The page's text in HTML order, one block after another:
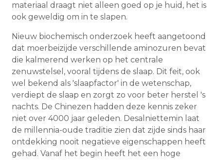
materiaal draagt ​​niet alleen goed op je huid, het is
ook geweldig om in te slapen.
Nieuw biochemisch onderzoek heeft aangetoond
dat moerbeizijde verschillende aminozuren bevat
die kalmerend werken op het centrale
zenuwstelsel, vooral tijdens de slaap. Dit feit, ook
wel bekend als 'slaapfactor' in de wetenschap,
verdiept de slaap en zorgt zo voor beter herstel 's
nachts. De Chinezen hadden deze kennis zeker
niet over 4000 jaar geleden. Desalniettemin laat
de millennia-oude traditie zien dat zijde sinds haar
ontdekking nooit negatieve eigenschappen heeft
gehad. Vanaf het begin heeft het een hoge